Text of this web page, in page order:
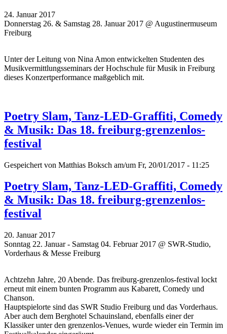
24. Januar 2017
Donnerstag 26. & Samstag 28. Januar 2017 @ Augustinermuseum
Freiburg
Unter der Leitung von Nina Amon entwickelten Studenten des
Musikvermittlungsseminars der Hochschule für Musik in Freiburg
dieses Konzertperformance maßgeblich mit.
Poetry Slam, Tanz-LED-Graffiti, Comedy
& Musik: Das 18. freiburg-grenzenlos-
festival
Gespeichert von Matthias Boksch am/um Fr, 20/01/2017 - 11:25
Poetry Slam, Tanz-LED-Graffiti, Comedy
& Musik: Das 18. freiburg-grenzenlos-
festival
20. Januar 2017
Sonntag 22. Januar - Samstag 04. Februar 2017 @ SWR-Studio,
Vorderhaus & Messe Freiburg
Achtzehn Jahre, 20 Abende. Das freiburg-grenzenlos-festival lockt
erneut mit einem bunten Programm aus Kabarett, Comedy und
Chanson.
Hauptspielorte sind das SWR Studio Freiburg und das Vorderhaus.
Aber auch dem Berghotel Schauinsland, ebenfalls einer der
Klassiker unter den grenzenlos-Venues, wurde wieder ein Termin im